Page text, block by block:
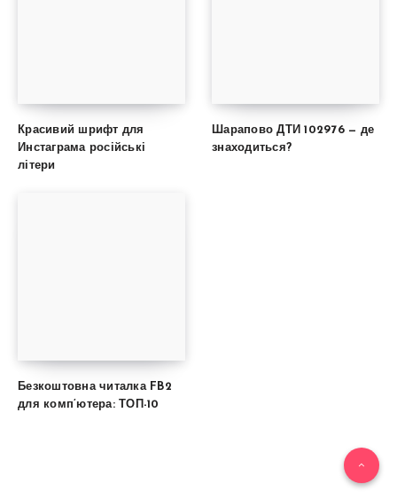
Красивий шрифт для
Инстаграма російські
літери
Шарапово ДТИ 102976 — де
знаходиться?
Безкоштовна читалка FB2
для комп’ютера: ТОП-10